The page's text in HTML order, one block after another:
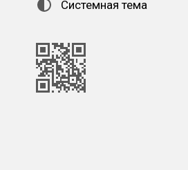
Системная тема